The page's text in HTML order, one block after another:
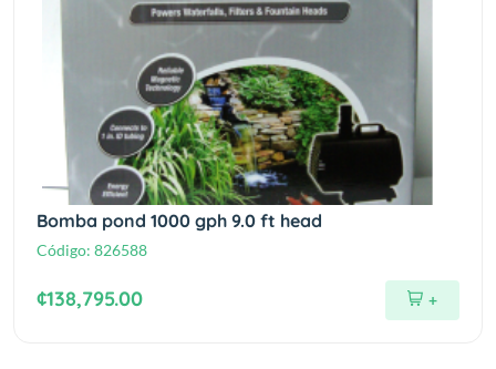
Bomba pond 1000 gph 9.0 ft head
Código: 826588
¢138,795.00 +